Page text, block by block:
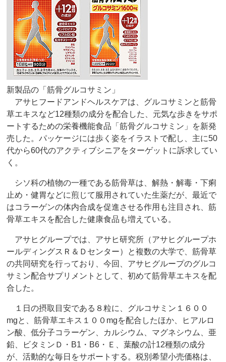
新製品の「筋骨グルコサミン」
アサヒフードアンドヘルスケアは、グルコサミンと筋骨
草エキスなど12種類の成分を配合した、元気な歩きをサポ
ートするための栄養機能食品「筋骨グルコサミン」を新発
売した。パッケージには歩く姿をイラストで配し、主に50
代から60代のアクティブシニアをターゲットに訴求してい
く。
シソ科の植物の一種である筋骨草は、解熱・解毒・下痢
止め・健胃などに煎じて服用されていた生薬だが、最近で
はコラーゲンの体内合成を促進させる作用も注目され、筋
骨草エキスを配合した健康食品も増えている。
アサヒグループでは、アサヒ研究所（アサヒグループホ
ールディングスＲ＆Ｄセンター）と複数の大学で、筋骨草
の共同研究を行っており、今回、アサヒグループのグルコ
サミン配合サプリメントとして、初めて筋骨草エキスを配
合した。
１日の摂取目安である８粒に、グルコサミン１６００
mgと、筋骨草エキス１００mgを配合したほか、ヒアルロ
ン酸、低分子コラーゲン、カルシウム、マグネシウム、亜
鉛、ビタミンＤ・B1・B6・Ｅ、葉酸の計12種類の成分
が、活動的な毎日をサポートする。税別希望小売価格は、